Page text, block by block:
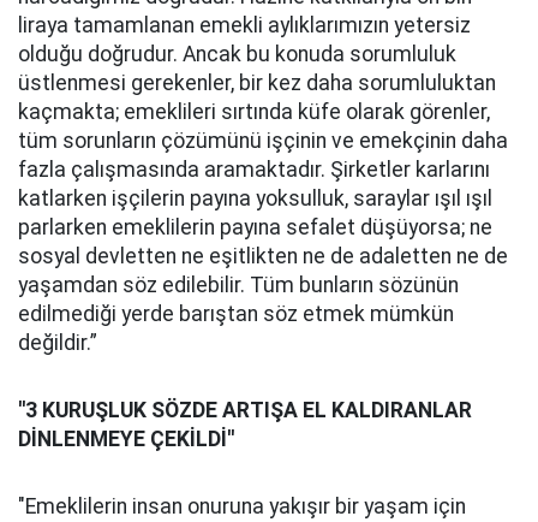
liraya tamamlanan emekli aylıklarımızın yetersiz
olduğu doğrudur. Ancak bu konuda sorumluluk
üstlenmesi gerekenler, bir kez daha sorumluluktan
kaçmakta; emeklileri sırtında küfe olarak görenler,
tüm sorunların çözümünü işçinin ve emekçinin daha
fazla çalışmasında aramaktadır. Şirketler karlarını
katlarken işçilerin payına yoksulluk, saraylar ışıl ışıl
parlarken emeklilerin payına sefalet düşüyorsa; ne
sosyal devletten ne eşitlikten ne de adaletten ne de
yaşamdan söz edilebilir. Tüm bunların sözünün
edilmediği yerde barıştan söz etmek mümkün
değildir.”
''3 KURUŞLUK SÖZDE ARTIŞA EL KALDIRANLAR
DİNLENMEYE ÇEKİLDİ''
"Emeklilerin insan onuruna yakışır bir yaşam için